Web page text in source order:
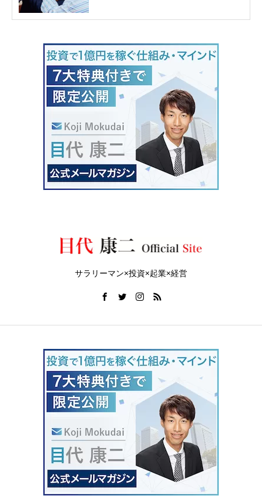
サラリーマン×投資×起業×経営